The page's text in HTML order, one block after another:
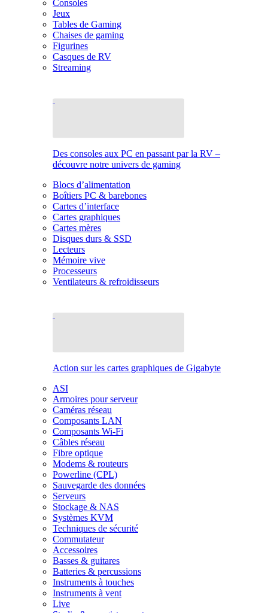
Consoles
Jeux
Tables de Gaming
Chaises de gaming
Figurines
Casques de RV
Streaming
Des consoles aux PC en passant par la RV –
découvre notre univers de gaming
Blocs d’alimentation
Boîtiers PC & barebones
Cartes d’interface
Cartes graphiques
Cartes mères
Disques durs & SSD
Lecteurs
Mémoire vive
Processeurs
Ventilateurs & refroidisseurs
Action sur les cartes graphiques de Gigabyte
ASI
Armoires pour serveur
Caméras réseau
Composants LAN
Composants Wi-Fi
Câbles réseau
Fibre optique
Modems & routeurs
Powerline (CPL)
Sauvegarde des données
Serveurs
Stockage & NAS
Systèmes KVM
Techniques de sécurité
Commutateur
Accessoires
Basses & guitares
Batteries & percussions
Instruments à touches
Instruments à vent
Live